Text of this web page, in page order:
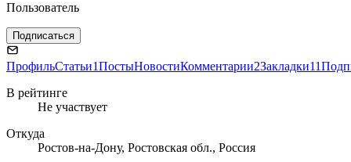
Пользователь
Подписаться
ПрофильСтатьи1ПостыНовостиКомментарии2Закладки11
В рейтинге
Не участвует
Откуда
Ростов-на-Дону, Ростовская обл., Россия